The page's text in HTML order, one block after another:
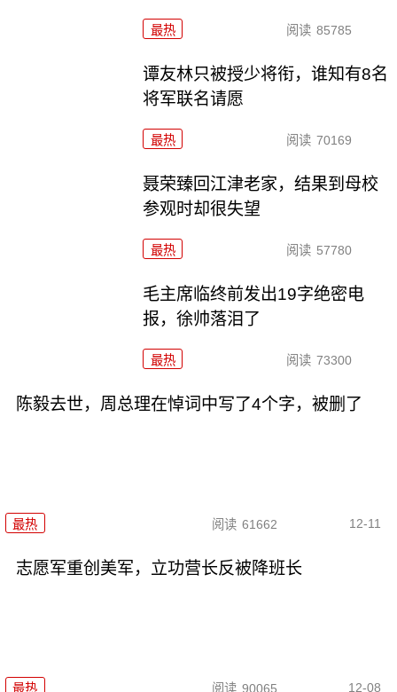
最热 阅读 85785
谭友林只被授少将衔，谁知有8名
将军联名请愿
最热 阅读 70169
聂荣臻回江津老家，结果到母校
参观时却很失望
最热 阅读 57780
毛主席临终前发出19字绝密电
报，徐帅落泪了
最热 阅读 73300
陈毅去世，周总理在悼词中写了4个字，被删了
最热 阅读 61662 12-11
志愿军重创美军，立功营长反被降班长
最热 阅读 90065 12-08